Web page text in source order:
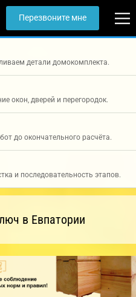
Перезвоните мне
детали домокомплекта.
окон, дверей и перегородок.
до окончательного расчёта.
и последовательность этапов.
в Евпатории